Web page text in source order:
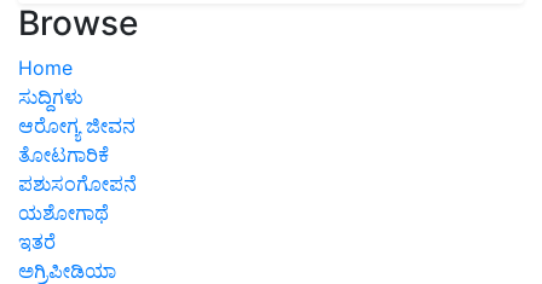
Browse
Home
ಸುದ್ದಿಗಳು
ಆರೋಗ್ಯ ಜೀವನ
ತೋಟಗಾರಿಕೆ
ಪಶುಸಂಗೋಪನೆ
ಯಶೋಗಾಥೆ
ಇತರೆ
ಅಗ್ರಿಪೀಡಿಯಾ